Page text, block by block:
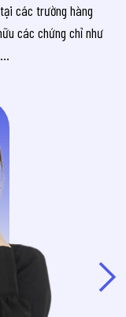
các trường hàng
các chứng chỉ như